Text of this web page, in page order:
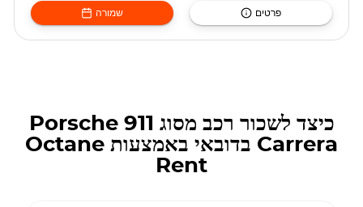
שמורה פרטים
כיצד לשכור רכב מסוג Porsche 911
Carrera בדובאי באמצעות Octane
Rent